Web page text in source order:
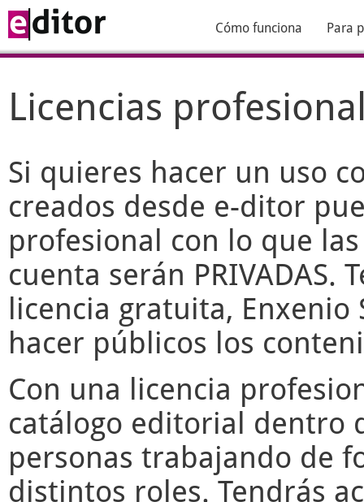
Cómo funciona Para
Licencias
Si quieres hacer un uso
creados desde e-ditor
profesional con lo que
cuenta serán PRIVADAS.
licencia gratuita, Enxenio
hacer públicos los
Con una licencia
catálogo editorial dentro
personas trabajando de
distintos roles. Tendrás